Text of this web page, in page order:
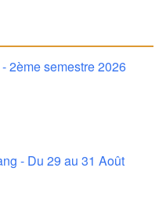
2ème semestre 2026
- Du 29 au 31 Août